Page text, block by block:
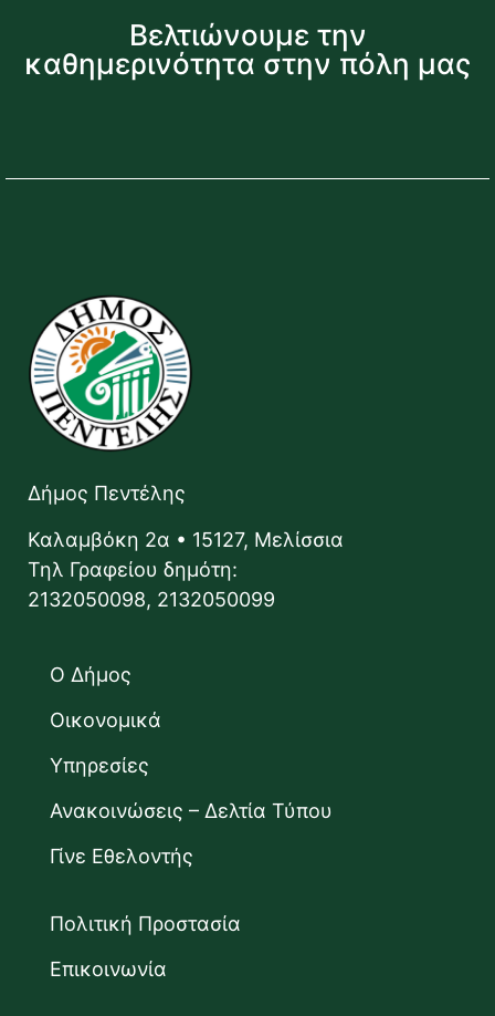
Βελτιώνουμε την
καθημερινότητα στην πόλη μας
Δήμος Πεντέλης
Καλαμβόκη 2α • 15127, Μελίσσια
Τηλ Γραφείου δημότη:
2132050098, 2132050099
Ο Δήμος
Οικονομικά
Υπηρεσίες
Ανακοινώσεις – Δελτία Τύπου
Γίνε Εθελοντής
Πολιτική Προστασία
Επικοινωνία